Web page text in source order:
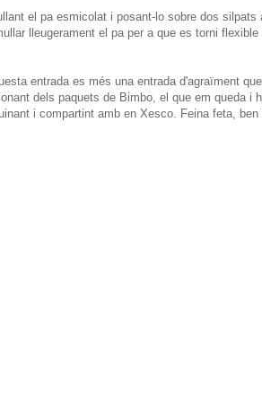
el pa esmicolat i posant-lo sobre dos silpats
lleugerament el pa per a que es torni flexible
entrada es més una entrada d'agraïment
dels paquets de Bimbo, el que em queda i
i compartint amb en Xesco. Feina feta, ben